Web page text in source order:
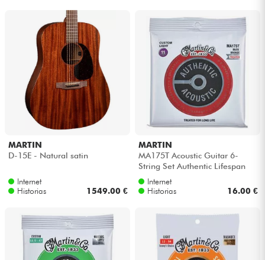
MARTIN
D-15E - Natural satin
Internet
Historias
1549.00 €
MARTIN
MA175T Acoustic Guitar 6-
String Set Authentic Lifespan
2.0 80/20 Bronze 11-52 -
Juego d...
Internet
Historias
16.00 €